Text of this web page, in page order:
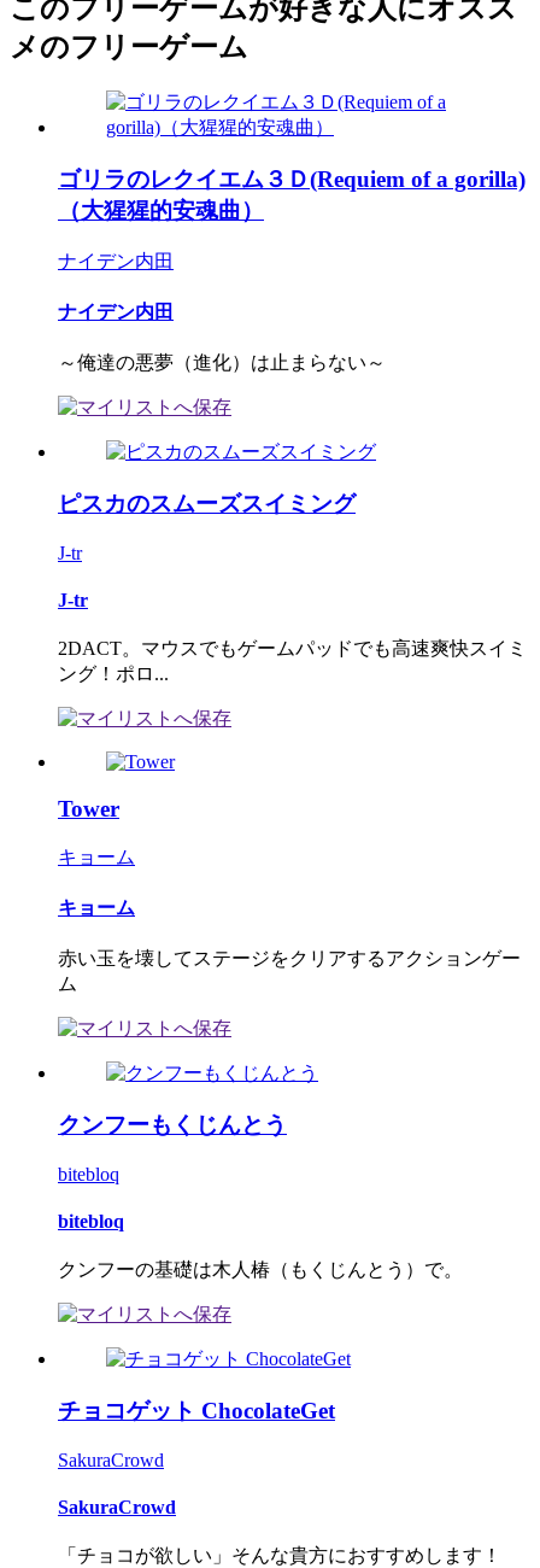
このフリーゲームが好きな人にオスス
メのフリーゲーム
ゴリラのレクイエム３Ｄ(Requiem of a gorilla)
（大猩猩的安魂曲）
ナイデン内田
ナイデン内田
～俺達の悪夢（進化）は止まらない～
ピスカのスムーズスイミング
J-tr
J-tr
2DACT。マウスでもゲームパッドでも高速爽快スイミ
ング！ポロ...
Tower
キョーム
キョーム
赤い玉を壊してステージをクリアするアクションゲー
ム
クンフーもくじんとう
bitebloq
bitebloq
クンフーの基礎は木人椿（もくじんとう）で。
チョコゲット ChocolateGet
SakuraCrowd
SakuraCrowd
「チョコが欲しい」そんな貴方におすすめします！